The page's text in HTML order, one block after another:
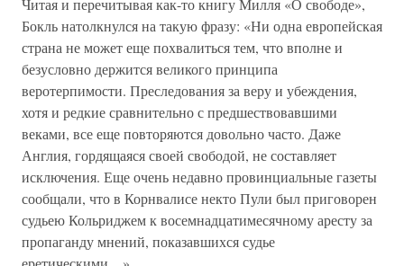
Читая и перечитывая как-то книгу Милля «О свободе»,
Бокль натолкнулся на такую фразу: «Ни одна европейская
страна не может еще похвалиться тем, что вполне и
безусловно держится великого принципа
веротерпимости. Преследования за веру и убеждения,
хотя и редкие сравнительно с предшествовавшими
веками, все еще повторяются довольно часто. Даже
Англия, гордящаяся своей свободой, не составляет
исключения. Еще очень недавно провинциальные газеты
сообщали, что в Корнвалисе некто Пули был приговорен
судьею Кольриджем к восемнадцатимесячному аресту за
пропаганду мнений, показавшихся судье